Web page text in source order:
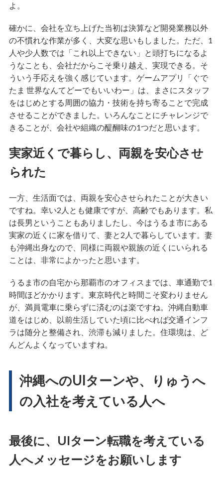
よ。
確かに、会社を立ち上げた当初は決算など開発業務以外
の不慣れな作業が多く、大変な思いもしました。ただ、1
人や少人数では「これ以上できない」と頭打ちになるよ
うなことも、会社だからこそ乗り越え、実現できる。そ
ういう手応えを強く感じています。ゲームアプリ「ぐで
たま 世界なんてどーでもいいわー」は、まさにスタッフ
をはじめとする周囲の協力・技術を持ち寄ることで完成
させることができました。いろんなことにチャレンジで
きることが、会社や組織の醍醐味の1つだと思います。
実家近くで暮らし、両親を安心させ
られた
一方、生活面では、両親を安心させられたことが大きい
ですね。幸い2人とも健康ですが、高齢でもあります。私
は長男ということもありましたし、今はうるま市にある
実家の近くに家を借りて、妻と2人で暮らしています。妻
も沖縄出身なので、同様に両親や親族の近くにいられる
ことは、非常によかったと思います。
うるま市の自宅から那覇市のオフィスまでは、車通勤で1
時間ほどかかります。東京時代と時間こそ変わりません
が、満員電車に乗らずに済むのは楽ですね。沖縄自動車
道をはじめ、以前生活していた頃に比べれば交通インフ
ラは随分と整備され、渋滞も減りました。住環境は、ど
んどんよくなっていますね。
沖縄へのUIターンや、りゅうへ
の入社を考えている人へ
最後に、UIターン転職を考えている
人へメッセージをお願いします